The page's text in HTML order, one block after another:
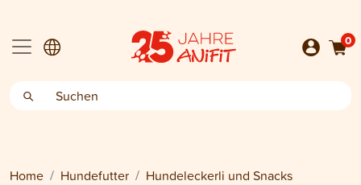
0
Home Hundefutter Hundeleckerli und Snacks